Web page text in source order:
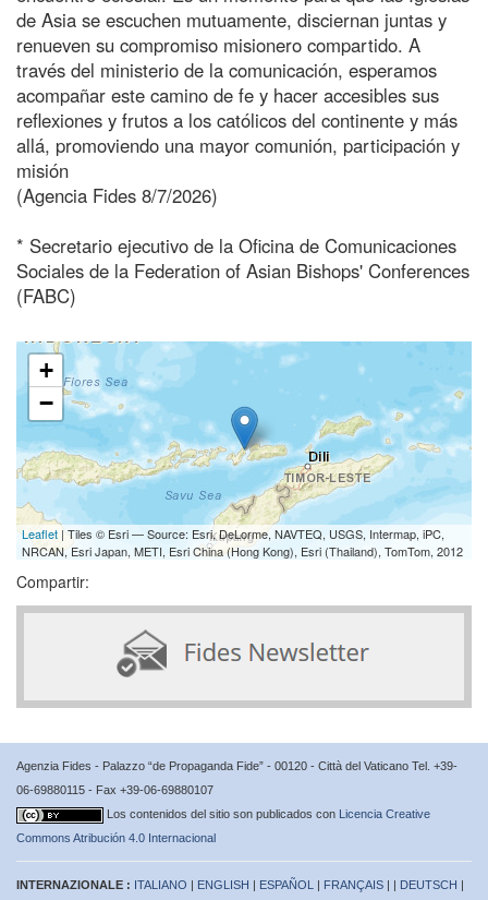
de Asia se escuchen mutuamente, disciernan juntas y
renueven su compromiso misionero compartido. A
través del ministerio de la comunicación, esperamos
acompañar este camino de fe y hacer accesibles sus
reflexiones y frutos a los católicos del continente y más
allá, promoviendo una mayor comunión, participación y
misión
(Agencia Fides 8/7/2026)
* Secretario ejecutivo de la Oficina de Comunicaciones
Sociales de la Federation of Asian Bishops' Conferences
(FABC)
+
−
Leaflet | Tiles © Esri — Source: Esri, DeLorme, NAVTEQ, USGS, Intermap, iPC,
NRCAN, Esri Japan, METI, Esri China (Hong Kong), Esri (Thailand), TomTom, 2012
Compartir:
Agenzia Fides - Palazzo “de Propaganda Fide” - 00120 - Città del Vaticano Tel. +39-
06-69880115 - Fax +39-06-69880107
Los contenidos del sitio son publicados con Licencia Creative
Commons Atribución 4.0 Internacional
INTERNAZIONALE : ITALIANO | ENGLISH | ESPAÑOL | FRANÇAIS | | DEUTSCH |